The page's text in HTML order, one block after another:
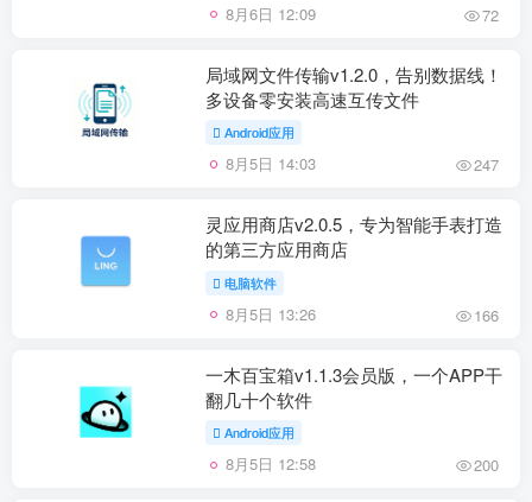
8月6日 12:09 72
局域网文件传输v1.2.0，告别数据线！
多设备零安装高速互传文件
Android应用
8月5日 14:03 247
灵应用商店v2.0.5，专为智能手表打造
的第三方应用商店
电脑软件
8月5日 13:26 166
一木百宝箱v1.1.3会员版，一个APP干
翻几十个软件
Android应用
8月5日 12:58 200